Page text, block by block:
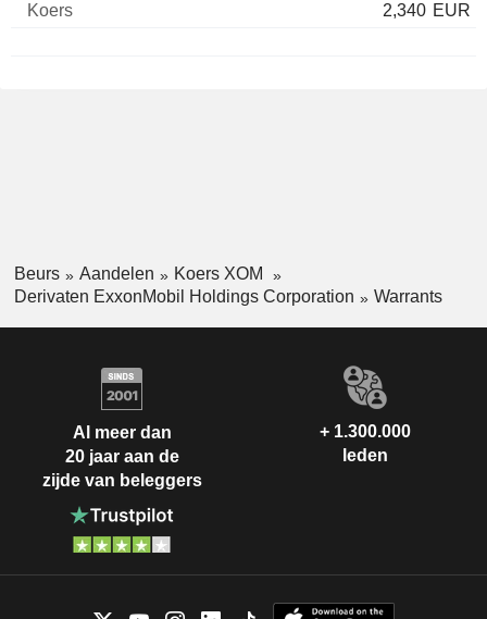
2,340 EUR
Beurs Aandelen
Koers XOM
Derivaten ExxonMobil Holdings Corporation
Warrants
Al meer dan
20 jaar aan de
zijde van beleggers
+ 1.300.000
leden